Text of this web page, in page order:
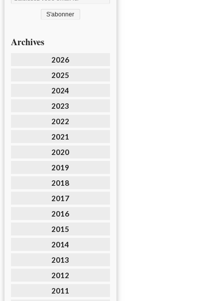
Archives
2026
2025
2024
2023
2022
2021
2020
2019
2018
2017
2016
2015
2014
2013
2012
2011